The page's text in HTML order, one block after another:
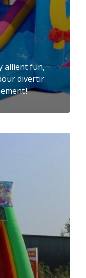
allient fun,
divertir
!